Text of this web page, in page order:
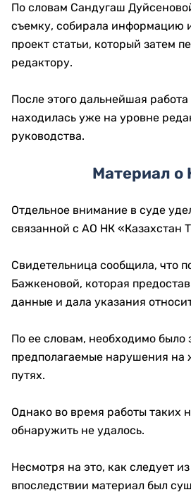
По словам Сандугаш
съемку, собирала информацию
проект статьи, который затем
редактору.
После этого дальнейшая
находилась уже на уровне
руководства.
Материал
Отдельное внимание в суде
связанной с АО НК «Казахстан
Свидетельница сообщила, что
Бажкеновой, которая
данные и дала указания
По ее словам, необходимо было
предполагаемые нарушения
путях.
Однако во время работы таких
обнаружить не удалось.
Несмотря на это, как следует
впоследствии материал был